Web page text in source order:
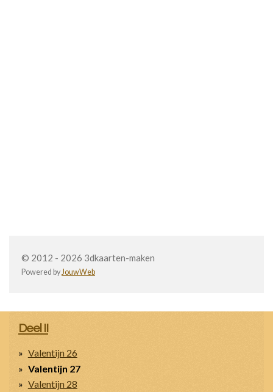
© 2012 - 2026 3dkaarten-maken
Powered byJouwWeb
Deel II
Valentijn 26
Valentijn 27
Valentijn 28